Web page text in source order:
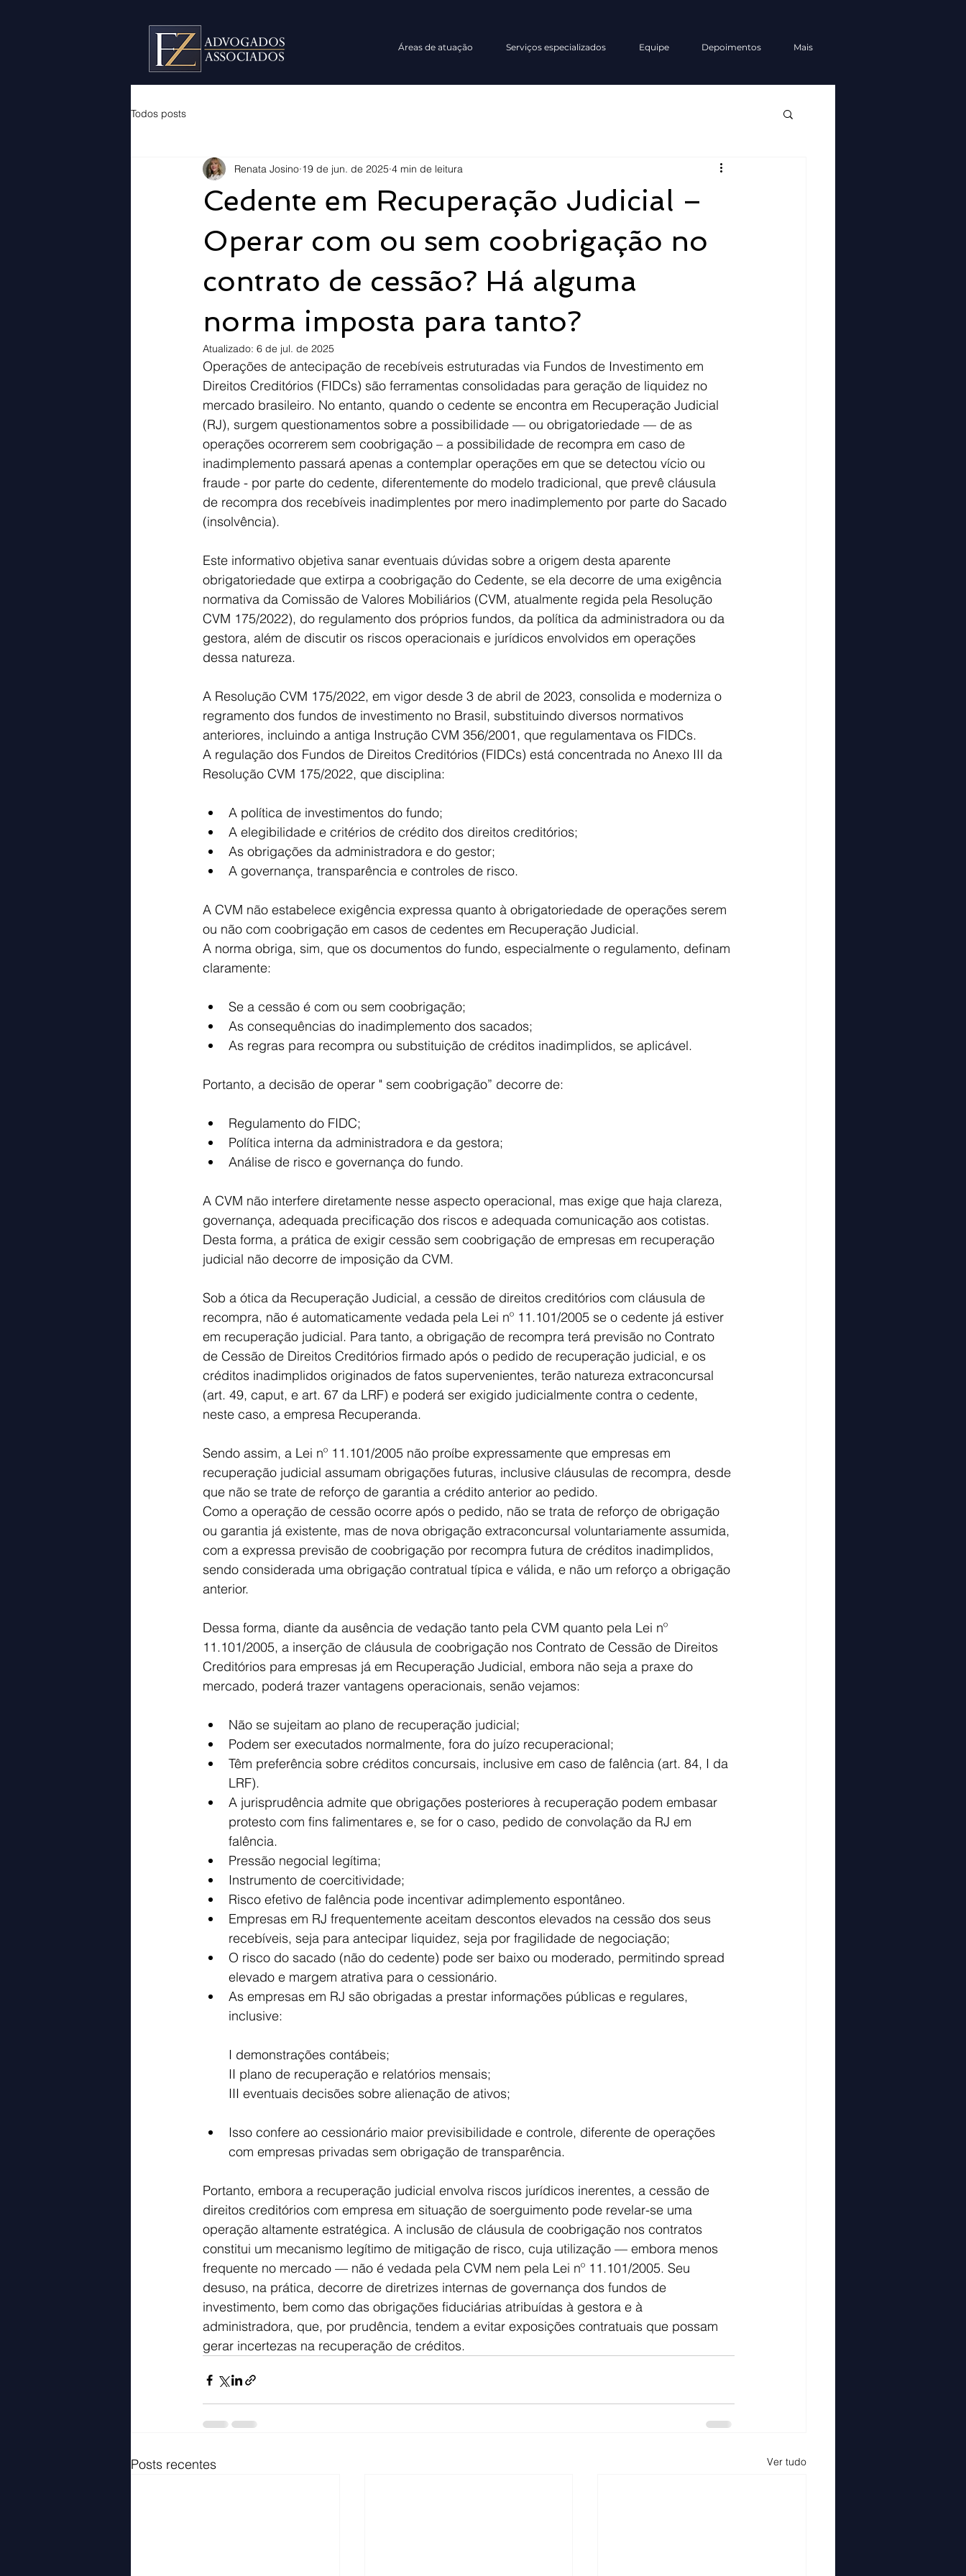
Áreas de atuação Serviços especializados Equipe Depoimentos Mais
Todos posts
Cedente em Recuperação Judicial –
Operar com ou sem coobrigação no
contrato de cessão? Há alguma
norma imposta para tanto?
Renata Josino 19 de jun. de 2025 4 min de leitura
Atualizado: 6 de jul. de 2025
Operações de antecipação de recebíveis estruturadas via Fundos de Investimento em
Direitos Creditórios (FIDCs) são ferramentas consolidadas para geração de liquidez no
mercado brasileiro. No entanto, quando o cedente se encontra em Recuperação Judicial
(RJ), surgem questionamentos sobre a possibilidade — ou obrigatoriedade — de as
operações ocorrerem sem coobrigação – a possibilidade de recompra em caso de
inadimplemento passará apenas a contemplar operações em que se detectou vício ou
fraude - por parte do cedente, diferentemente do modelo tradicional, que prevê cláusula
de recompra dos recebíveis inadimplentes por mero inadimplemento por parte do Sacado
(insolvência).
Este informativo objetiva sanar eventuais dúvidas sobre a origem desta aparente
obrigatoriedade que extirpa a coobrigação do Cedente, se ela decorre de uma exigência
normativa da Comissão de Valores Mobiliários (CVM, atualmente regida pela Resolução
CVM 175/2022), do regulamento dos próprios fundos, da política da administradora ou da
gestora, além de discutir os riscos operacionais e jurídicos envolvidos em operações
dessa natureza.
A Resolução CVM 175/2022, em vigor desde 3 de abril de 2023, consolida e moderniza o
regramento dos fundos de investimento no Brasil, substituindo diversos normativos
anteriores, incluindo a antiga Instrução CVM 356/2001, que regulamentava os FIDCs.
A regulação dos Fundos de Direitos Creditórios (FIDCs) está concentrada no Anexo III da
Resolução CVM 175/2022, que disciplina:
A política de investimentos do fundo;
A elegibilidade e critérios de crédito dos direitos creditórios;
As obrigações da administradora e do gestor;
A governança, transparência e controles de risco.
A CVM não estabelece exigência expressa quanto à obrigatoriedade de operações serem
ou não com coobrigação em casos de cedentes em Recuperação Judicial.
A norma obriga, sim, que os documentos do fundo, especialmente o regulamento, definam
claramente:
Se a cessão é com ou sem coobrigação;
As consequências do inadimplemento dos sacados;
As regras para recompra ou substituição de créditos inadimplidos, se aplicável.
Portanto, a decisão de operar " sem coobrigação” decorre de:
Regulamento do FIDC;
Política interna da administradora e da gestora;
Análise de risco e governança do fundo.
A CVM não interfere diretamente nesse aspecto operacional, mas exige que haja clareza,
governança, adequada precificação dos riscos e adequada comunicação aos cotistas.
Desta forma, a prática de exigir cessão sem coobrigação de empresas em recuperação
judicial não decorre de imposição da CVM.
Sob a ótica da Recuperação Judicial, a cessão de direitos creditórios com cláusula de
recompra, não é automaticamente vedada pela Lei nº 11.101/2005 se o cedente já estiver
em recuperação judicial. Para tanto, a obrigação de recompra terá previsão no Contrato
de Cessão de Direitos Creditórios firmado após o pedido de recuperação judicial, e os
créditos inadimplidos originados de fatos supervenientes, terão natureza extraconcursal
(art. 49, caput, e art. 67 da LRF) e poderá ser exigido judicialmente contra o cedente,
neste caso, a empresa Recuperanda.
Sendo assim, a Lei nº 11.101/2005 não proíbe expressamente que empresas em
recuperação judicial assumam obrigações futuras, inclusive cláusulas de recompra, desde
que não se trate de reforço de garantia a crédito anterior ao pedido.
Como a operação de cessão ocorre após o pedido, não se trata de reforço de obrigação
ou garantia já existente, mas de nova obrigação extraconcursal voluntariamente assumida,
com a expressa previsão de coobrigação por recompra futura de créditos inadimplidos,
sendo considerada uma obrigação contratual típica e válida, e não um reforço a obrigação
anterior.
Dessa forma, diante da ausência de vedação tanto pela CVM quanto pela Lei nº
11.101/2005, a inserção de cláusula de coobrigação nos Contrato de Cessão de Direitos
Creditórios para empresas já em Recuperação Judicial, embora não seja a praxe do
mercado, poderá trazer vantagens operacionais, senão vejamos:
Não se sujeitam ao plano de recuperação judicial;
Podem ser executados normalmente, fora do juízo recuperacional;
Têm preferência sobre créditos concursais, inclusive em caso de falência (art. 84, I da
LRF).
A jurisprudência admite que obrigações posteriores à recuperação podem embasar
protesto com fins falimentares e, se for o caso, pedido de convolação da RJ em
falência.
Pressão negocial legítima;
Instrumento de coercitividade;
Risco efetivo de falência pode incentivar adimplemento espontâneo.
Empresas em RJ frequentemente aceitam descontos elevados na cessão dos seus
recebíveis, seja para antecipar liquidez, seja por fragilidade de negociação;
O risco do sacado (não do cedente) pode ser baixo ou moderado, permitindo spread
elevado e margem atrativa para o cessionário.
As empresas em RJ são obrigadas a prestar informações públicas e regulares,
inclusive:
I demonstrações contábeis;
II plano de recuperação e relatórios mensais;
III eventuais decisões sobre alienação de ativos;
Isso confere ao cessionário maior previsibilidade e controle, diferente de operações
com empresas privadas sem obrigação de transparência.
Portanto, embora a recuperação judicial envolva riscos jurídicos inerentes, a cessão de
direitos creditórios com empresa em situação de soerguimento pode revelar-se uma
operação altamente estratégica. A inclusão de cláusula de coobrigação nos contratos
constitui um mecanismo legítimo de mitigação de risco, cuja utilização — embora menos
frequente no mercado — não é vedada pela CVM nem pela Lei nº 11.101/2005. Seu
desuso, na prática, decorre de diretrizes internas de governança dos fundos de
investimento, bem como das obrigações fiduciárias atribuídas à gestora e à
administradora, que, por prudência, tendem a evitar exposições contratuais que possam
gerar incertezas na recuperação de créditos.
Posts recentes Ver tudo